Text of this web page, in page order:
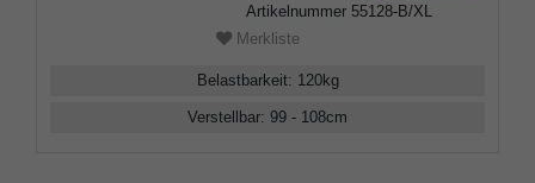
Artikelnummer 55128-B/XL
Merkliste
Belastbarkeit: 120kg
Verstellbar: 99 - 108cm